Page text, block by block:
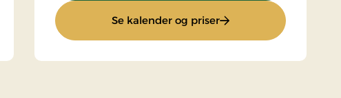
Se kalender og priser: Standardpris